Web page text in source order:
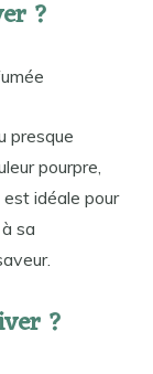
?
presque
pourpre,
idéale pour
sa
?